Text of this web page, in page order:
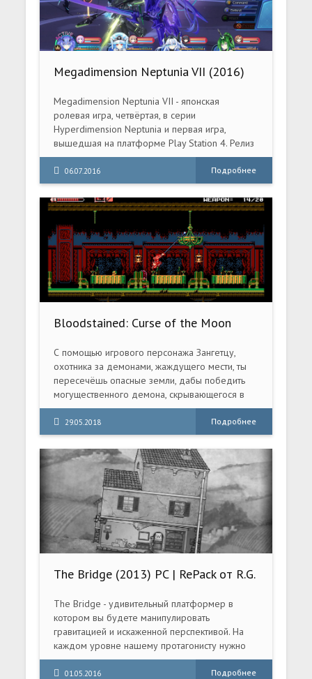
Megadimension Neptunia VII (2016)
Megadimension Neptunia VII - японская
ролевая игра, четвёртая, в серии
Hyperdimension Neptunia и первая игра,
вышедшая на платформе Play Station 4. Релиз
состоялся 23 апреля 2015 года в Японии, в
феврале 2016 года игра вышла в Северной
Америке и Европе. Игра выйдет в цифровом и
дисковом вариантах, и предложит игрокам
совершенно новую историю, новых
персонажей, три мира и столько же сюжетных
линий, улучшенную боевую систему с
мощными трансформациями и множество
подземелий.
06.07.2016 Подробнее
Bloodstained: Curse of the Moon
С помощью игрового персонажа Зангетцу,
охотника за демонами, жаждущего мести, ты
пересечёшь опасные земли, дабы победить
могущественного демона, скрывающегося в
замке тьмы.
29.05.2018 Подробнее
The Bridge (2013) PC | RePack от R.G.
The Bridge - удивительный платформер в
котором вы будете манипулировать
гравитацией и искаженной перспективой. На
каждом уровне нашему протагонисту нужно
всего лишь найти ключ и открыть им дверь.
01.05.2016 Подробнее